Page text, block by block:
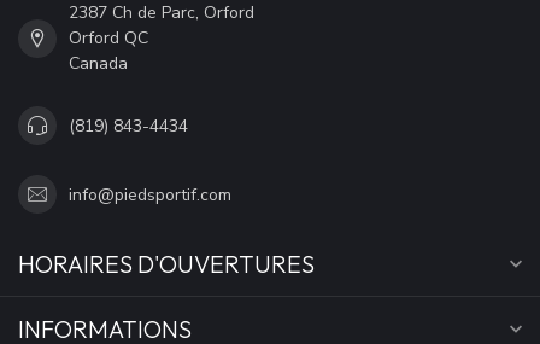
2387 Ch de Parc, Orford
Orford QC
Canada
(819) 843-4434
info@piedsportif.com
HORAIRES D'OUVERTURES
INFORMATIONS